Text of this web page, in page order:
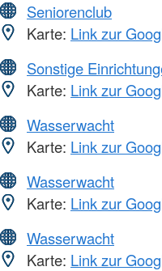
Seniorenclub
Karte: Link zur
Sonstige
Karte: Link zur
Wasserwacht
Karte: Link zur
Wasserwacht
Karte: Link zur
Wasserwacht
Karte: Link zur